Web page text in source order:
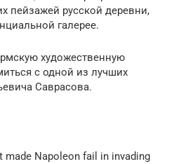
пейзажей русской деревни,
галерее.
художественную
с одной из лучших
Саврасова.
made Napoleon fail in invading